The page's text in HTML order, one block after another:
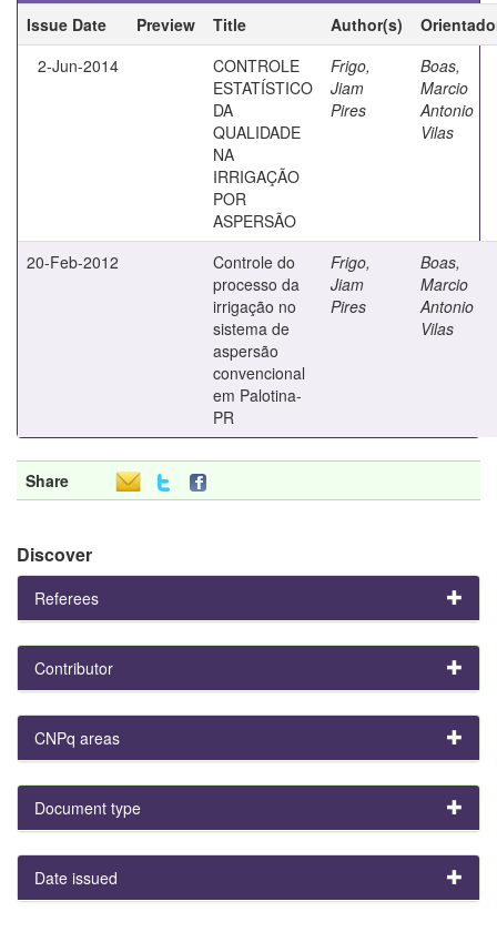
Issue Date
Preview Title Author(s)
2-Jun-2014
CONTROLE
ESTATÍSTICO
DA
QUALIDADE
NA
IRRIGAÇÃO
POR
ASPERSÃO
Frigo,
Jiam
Pires
Boas,
Marcio
Antonio
Vilas
20-Feb-2012
Controle do
processo da
irrigação no
sistema de
aspersão
convencional
em Palotina-
PR
Frigo,
Jiam
Pires
Boas,
Marcio
Antonio
Vilas
Share
Discover
Referees
Contributor
CNPq areas
Document type
Date issued